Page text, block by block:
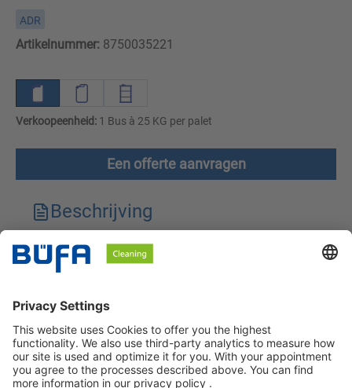
ADR
Artikelnummer: 8750035221
Verkoopeenheid: 1 Bus à 25 KG per palet
Een offerte aanvragen
Beschrijving
Technische kenmerken
Veiligheidsinstructies